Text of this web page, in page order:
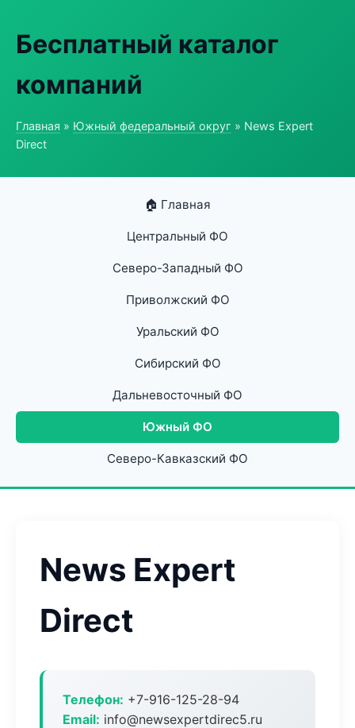
Бесплатный каталог
компаний
Главная » Южный федеральный округ » News Expert
Direct
🏠 Главная
Центральный ФО
Северо-Западный ФО
Приволжский ФО
Уральский ФО
Сибирский ФО
Дальневосточный ФО
Южный ФО
Северо-Кавказский ФО
News Expert
Direct
Телефон: +7-916-125-28-94
Email: info@newsexpertdirec5.ru